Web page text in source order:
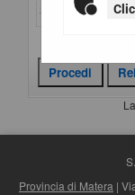
Stato :
Provincia di Matera |